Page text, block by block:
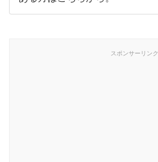
スポンサーリンク